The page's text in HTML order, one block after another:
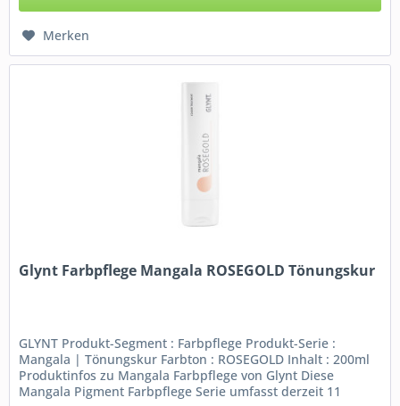
Merken
Glynt Farbpflege Mangala ROSEGOLD Tönungskur
GLYNT Produkt-Segment : Farbpflege Produkt-Serie :
Mangala | Tönungskur Farbton : ROSEGOLD Inhalt : 200ml
Produktinfos zu Mangala Farbpflege von Glynt Diese
Mangala Pigment Farbpflege Serie umfasst derzeit 11